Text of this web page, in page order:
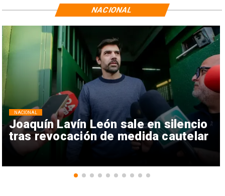
Joaquín Lavín León sale en silencio
tras revocación de medida cautelar
NACIONAL
NACIONAL